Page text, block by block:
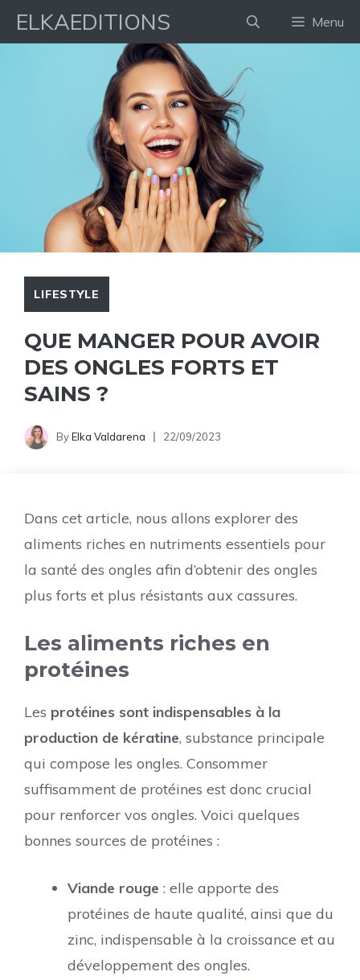
AllerELKAEDITIONS Menu
LIFESTYLE
QUE MANGER POUR AVOIR
DES ONGLES FORTS ET
SAINS ?
ByElka Valdarena 22/09/2023
Dans cet article, nous allons explorer des
aliments riches en nutriments essentiels pour
la santé des ongles afin d’obtenir des ongles
plus forts et plus résistants aux cassures.
Les aliments riches en
protéines
Les protéines sont indispensables à la
production de kératine, substance principale
qui compose les ongles. Consommer
suffisamment de protéines est donc crucial
pour renforcer vos ongles. Voici quelques
bonnes sources de protéines :
Viande rouge : elle apporte des
protéines de haute qualité, ainsi que du
zinc, indispensable à la croissance et au
développement des ongles.